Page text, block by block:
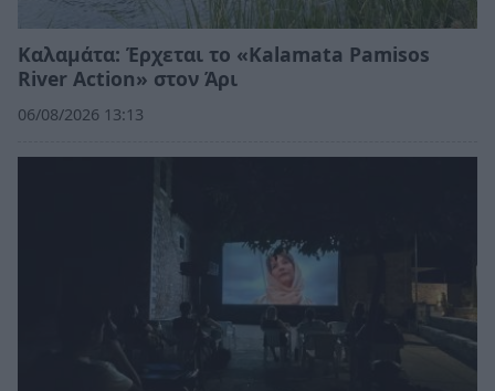
Καλαμάτα: Έρχεται το «Kalamata Pamisos
River Action» στον Άρι
06/08/2026 13:13